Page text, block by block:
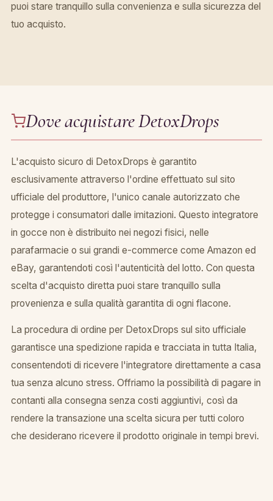
puoi stare tranquillo sulla convenienza e sulla sicurezza del
tuo acquisto.
Dove acquistare DetoxDrops
L'acquisto sicuro di DetoxDrops è garantito
esclusivamente attraverso l'ordine effettuato sul sito
ufficiale del produttore, l'unico canale autorizzato che
protegge i consumatori dalle imitazioni. Questo integratore
in gocce non è distribuito nei negozi fisici, nelle
parafarmacie o sui grandi e-commerce come Amazon ed
eBay, garantendoti così l'autenticità del lotto. Con questa
scelta d'acquisto diretta puoi stare tranquillo sulla
provenienza e sulla qualità garantita di ogni flacone.
La procedura di ordine per DetoxDrops sul sito ufficiale
garantisce una spedizione rapida e tracciata in tutta Italia,
consentendoti di ricevere l'integratore direttamente a casa
tua senza alcuno stress. Offriamo la possibilità di pagare in
contanti alla consegna senza costi aggiuntivi, così da
rendere la transazione una scelta sicura per tutti coloro
che desiderano ricevere il prodotto originale in tempi brevi.